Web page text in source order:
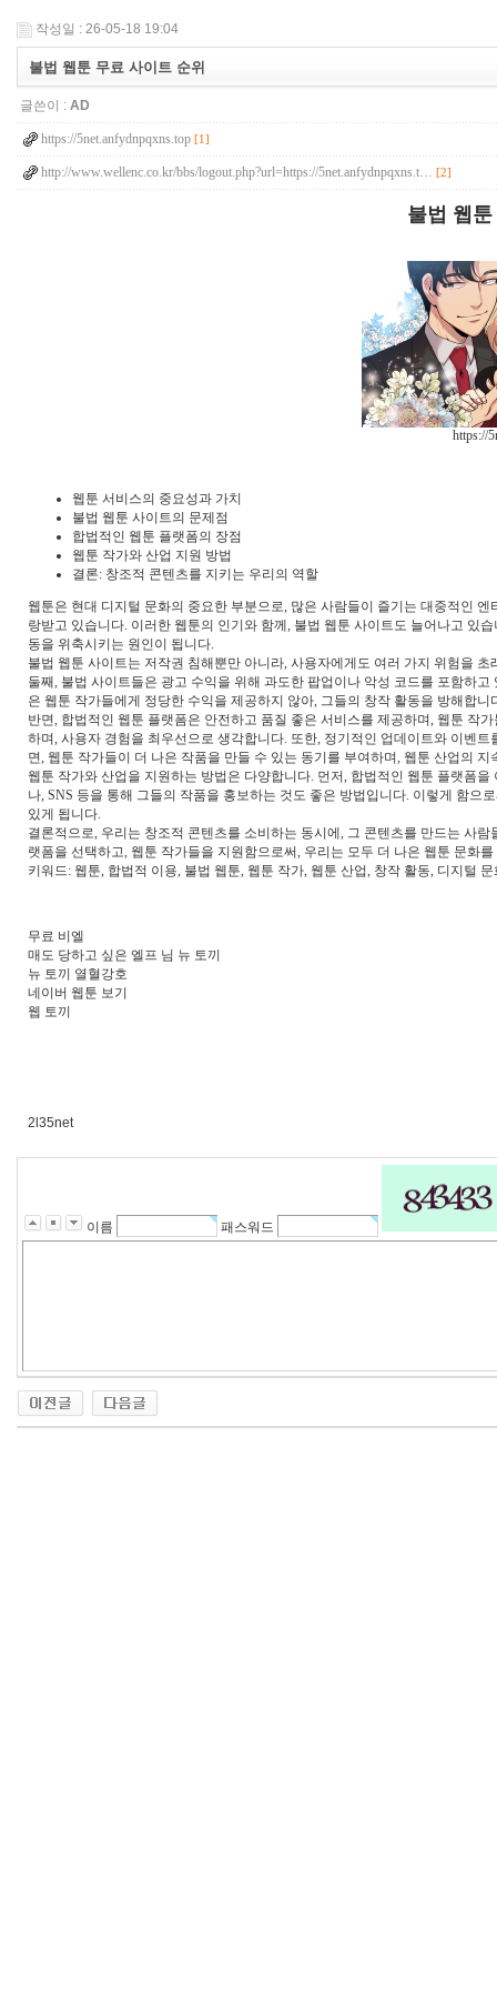
작성일 : 26-05-18 19:04
불법 웹툰 무료 사이트 순위
글쓴이 : AD
https://5net.anfydnpqxns.top [1]
http://www.wellenc.co.kr/bbs/logout.php?url=https://5net.anfydnpqxns.t… [2]
불법 웹
https://
웹툰 서비스의 중요성과 가치
불법 웹툰 사이트의 문제점
합법적인 웹툰 플랫폼의 장점
웹툰 작가와 산업 지원 방법
결론: 창조적 콘텐츠를 지키는 우리의 역할
웹툰은 현대 디지털 문화의 중요한 부분으로, 많은 사람들이 즐기는 대중적인
랑받고 있습니다. 이러한 웹툰의 인기와 함께, 불법 웹툰 사이트도 늘어나고 있
동을 위축시키는 원인이 됩니다.
불법 웹툰 사이트는 저작권 침해뿐만 아니라, 사용자에게도 여러 가지 위험을
둘째, 불법 사이트들은 광고 수익을 위해 과도한 팝업이나 악성 코드를 포함하
은 웹툰 작가들에게 정당한 수익을 제공하지 않아, 그들의 창작 활동을 방해합니
반면, 합법적인 웹툰 플랫폼은 안전하고 품질 좋은 서비스를 제공하며, 웹툰 작
하며, 사용자 경험을 최우선으로 생각합니다. 또한, 정기적인 업데이트와 이벤
면, 웹툰 작가들이 더 나은 작품을 만들 수 있는 동기를 부여하며, 웹툰 산업의
웹툰 작가와 산업을 지원하는 방법은 다양합니다. 먼저, 합법적인 웹툰 플랫폼
나, SNS 등을 통해 그들의 작품을 홍보하는 것도 좋은 방법입니다. 이렇게 함
있게 됩니다.
결론적으로, 우리는 창조적 콘텐츠를 소비하는 동시에, 그 콘텐츠를 만드는 사
랫폼을 선택하고, 웹툰 작가들을 지원함으로써, 우리는 모두 더 나은 웹툰 문화
키워드: 웹툰, 합법적 이용, 불법 웹툰, 웹툰 작가, 웹툰 산업, 창작 활동, 디지털 문
무료 비엘
매도 당하고 싶은 엘프 님 뉴 토끼
뉴 토끼 열혈강호
네이버 웹툰 보기
웹 토끼
2l35net
이름 패스워드